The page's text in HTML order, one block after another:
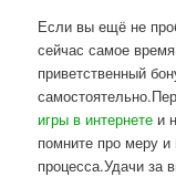
Если вы ещё не
сейчас самое
приветственный
игры в интернете и
помните про меру и
процесса.Удачи за